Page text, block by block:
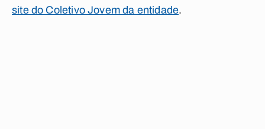
site do Coletivo Jovem da entidade.